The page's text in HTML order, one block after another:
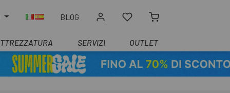
BLOG
SERVIZI OUTLET